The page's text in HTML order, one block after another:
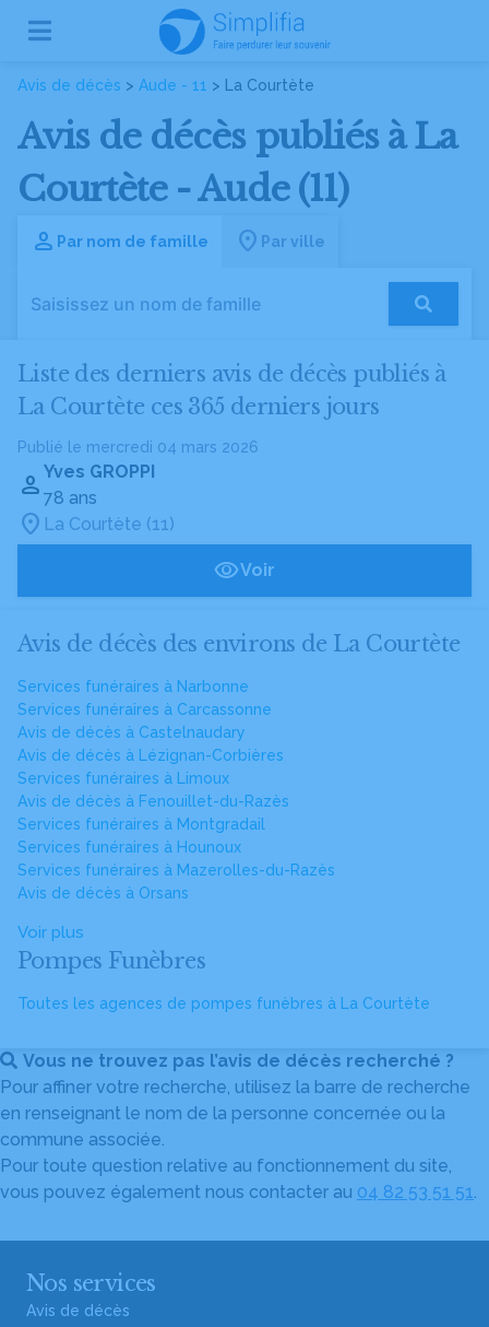
Avis de décès > Aude - 11 > La Courtète
Avis de décès publiés à La
Courtète - Aude (11)
Par nom de famille Par ville
Liste des derniers avis de décès publiés à
La Courtète ces 365 derniers jours
Publié le mercredi 04 mars 2026
Yves GROPPI
78 ans
La Courtète (11)
Voir
Avis de décès des environs de La Courtète
Services funéraires à Narbonne
Services funéraires à Carcassonne
Avis de décès à Castelnaudary
Avis de décès à Lézignan-Corbières
Services funéraires à Limoux
Avis de décès à Fenouillet-du-Razès
Services funéraires à Montgradail
Services funéraires à Hounoux
Services funéraires à Mazerolles-du-Razès
Avis de décès à Orsans
Voir plus
Pompes Funèbres
Toutes les agences de pompes funèbres à La Courtète
Vous ne trouvez pas l’avis de décès recherché ?
Pour affiner votre recherche, utilisez la barre de recherche
en renseignant le nom de la personne concernée ou la
commune associée.
Pour toute question relative au fonctionnement du site,
vous pouvez également nous contacter au 04 82 53 51 51.
Nos services
Avis de décès